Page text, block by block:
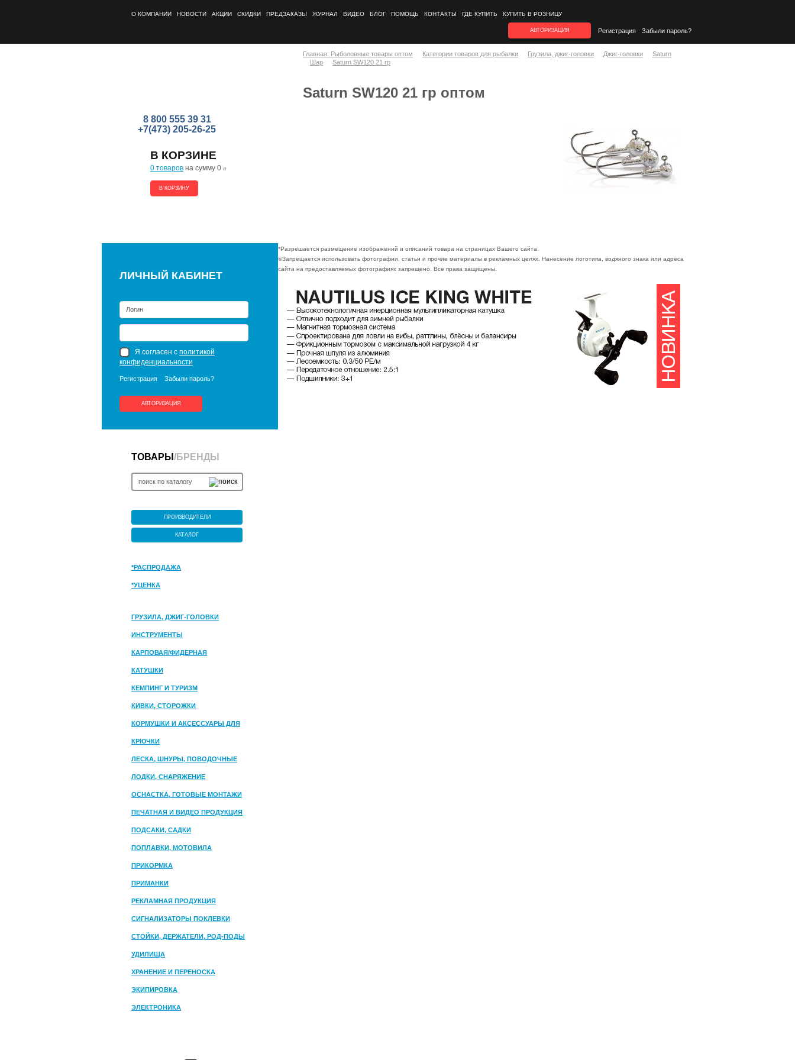
О КОМПАНИИ НОВОСТИ АКЦИИ СКИДКИ ПРЕДЗАКАЗЫ ЖУРНАЛ ВИДЕО БЛОГ ПОМОЩЬ КОНТАКТЫ ГДЕ КУПИТЬ КУПИТЬ В РОЗНИЦУ
АВТОРИЗАЦИЯ Регистрация Забыли пароль?
8 800 555 39 31
+7(473) 205-26-25
В КОРЗИНЕ
0 товаров на сумму 0 a
В КОРЗИНУ
ЛИЧНЫЙ КАБИНЕТ
Я согласен с политикой
конфиденциальности
Регистрация Забыли пароль?
АВТОРИЗАЦИЯ
ТОВАРЫ /БРЕНДЫ
ПРОИЗВОДИТЕЛИ
КАТАЛОГ
*РАСПРОДАЖА
*УЦЕНКА
ГРУЗИЛА, ДЖИГ-ГОЛОВКИ
ИНСТРУМЕНТЫ
КАРПОВАЯ/ФИДЕРНАЯ
КАТУШКИ
КЕМПИНГ И ТУРИЗМ
КИВКИ, СТОРОЖКИ
КОРМУШКИ И АКСЕССУАРЫ ДЛЯ
ПРИКОРМКИ
КРЮЧКИ
ЛЕСКА, ШНУРЫ, ПОВОДОЧНЫЕ
МАТЕРИАЛЫ
ЛОДКИ, СНАРЯЖЕНИЕ
ОСНАСТКА, ГОТОВЫЕ МОНТАЖИ
ПЕЧАТНАЯ И ВИДЕО ПРОДУКЦИЯ
ПОДСАКИ, САДКИ
ПОПЛАВКИ, МОТОВИЛА
ПРИКОРМКА
ПРИМАНКИ
РЕКЛАМНАЯ ПРОДУКЦИЯ
СИГНАЛИЗАТОРЫ ПОКЛЕВКИ
СТОЙКИ, ДЕРЖАТЕЛИ, РОД-ПОДЫ
УДИЛИЩА
ХРАНЕНИЕ И ПЕРЕНОСКА
ЭКИПИРОВКА
ЭЛЕКТРОНИКА
Главная: Рыболовные товары оптом Категории товаров для рыбалки Грузила, джиг-головки Джиг-головки
Saturn
Шар
Saturn SW120 21 гр
Saturn SW120 21 гр оптом
*Разрешается размещение изображений и описаний товара на страницах Вашего сайта.
©Запрещается использовать фотографии, статьи и прочие материалы в рекламных целях. Нанесение логотипа, водяного знака или адреса
сайта на предоставляемых фотографиях запрещено. Все права защищены.